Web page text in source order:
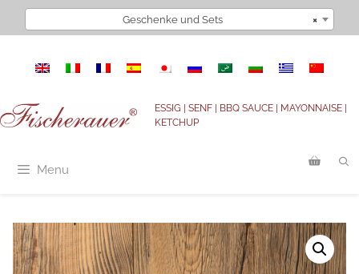
Inhalt
×
Geschenke und Sets
ESSIG | SENF | BBQ SAUCE | MAYONNAISE |
KETCHUP
Menu